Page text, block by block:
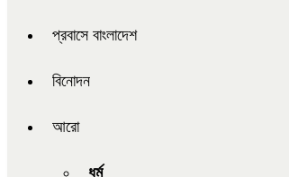
প্রবাসে বাংলাদেশ
বিনোদন
আরো
ধর্ম